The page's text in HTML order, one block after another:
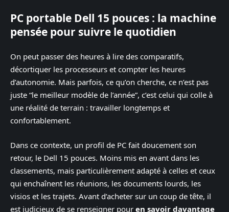
PC portable Dell 15 pouces : la machine
pensée pour suivre le quotidien
On peut passer des heures à lire des comparatifs,
décortiquer les processeurs et compter les heures
d’autonomie. Mais parfois, ce qu’on cherche, ce n’est pas
juste “le meilleur modèle de l’année”, c’est celui qui colle à
une réalité de terrain : travailler longtemps et
confortablement.
Dans ce contexte, un profil de PC fait doucement son
retour, le Dell 15 pouces. Moins mis en avant dans les
classements, mais particulièrement adapté à celles et ceux
qui enchaînent les réunions, les documents lourds, les
visios et les trajets. Avant d’acheter sur un coup de tête, il
est judicieux de se renseigner pour en savoir davantage